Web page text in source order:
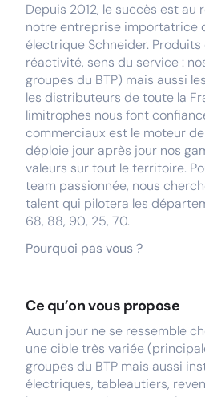
Depuis 2012, le succès est au
notre entreprise importatrice
électrique Schneider. Produits
réactivité, sens du service :
groupes du BTP) mais aussi
les distributeurs de toute la
limitrophes nous font
commerciaux est le moteur
déploie jour après jour nos
valeurs sur tout le territoire.
team passionnée, nous
talent qui pilotera les
68, 88, 90, 25, 70.
Pourquoi pas vous ?
Ce qu’on vous propose
Aucun jour ne se ressemble
une cible très variée
groupes du BTP mais aussi
électriques, tableautiers,